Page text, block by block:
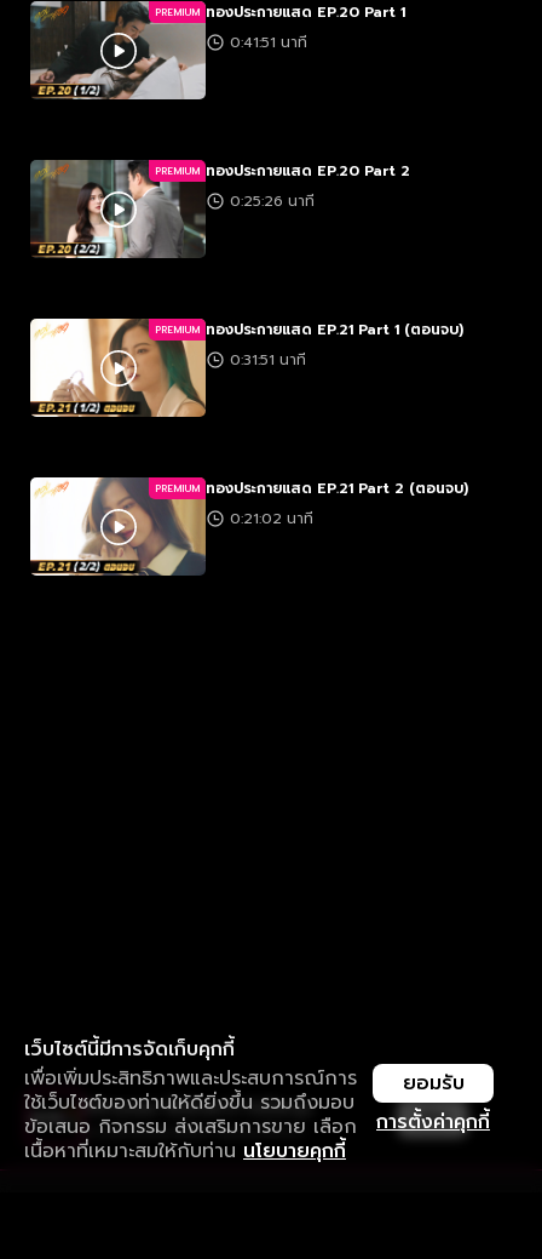
PREMIUM ทองประกายแสด EP.20 Part 1
0:41:51 นาที
PREMIUM ทองประกายแสด EP.20 Part 2
0:25:26 นาที
PREMIUM ทองประกายแสด EP.21 Part 1 (ตอนจบ)
0:31:51 นาที
PREMIUM ทองประกายแสด EP.21 Part 2 (ตอนจบ)
0:21:02 นาที
เว็บไซต์นี้มีการจัดเก็บคุกกี้
เพื่อเพิ่มประสิทธิภาพและประสบการณ์การ
ใช้เว็บไซต์ของท่านให้ดียิ่งขึ้น รวมถึงมอบ
ข้อเสนอ กิจกรรม ส่งเสริมการขาย เลือก
เนื้อหาที่เหมาะสมให้กับท่าน นโยบายคุกกี้
การตั้งค่าคุกกี้
ยอมรับ
ใช้งานแอป ลื่นไหลกว่า ไม่มีสะดุด
ดาวน์โหลดแอปเพื่อการรับชมที่ดีกว่า เปิด